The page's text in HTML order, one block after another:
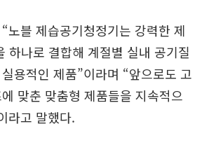
노블 제습공기청정기는 강력한 제
하나로 결합해 계절별 실내 공기질
용적인 제품”이라며 “앞으로도 고
맞춘 맞춤형 제품들을 지속적으
라고 말했다.